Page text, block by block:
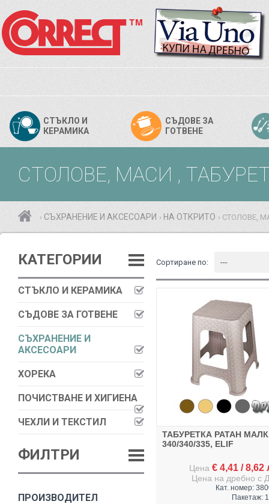
СТЪКЛО И
КЕРАМИКА
СЪДОВЕ ЗА
ГОТВЕНЕ
СТОЛОВЕ, МАСИ ,
› СЪХРАНЕНИЕ И АКСЕСОАРИ › НА ОТКРИТО › СТОЛОВЕ,
КАТЕГОРИИ
СТЪКЛО И КЕРАМИКА
СЪДОВЕ ЗА ГОТВЕНЕ
СЪХРАНЕНИЕ И
АКСЕСОАРИ
ХОРЕКА
ПОЧИСТВАНЕ И ХИГИЕНА
ЧЕХЛИ И ТЕКСТИЛ
ФИЛТРИ
ПРОИЗВОДИТЕЛ
Сортиране по: ---
ТАБУРЕТКА РАТАН
340/340/335, ELIF
Цена € 4,41 /8,62
Цена на дребно с
Кат. номер:
Пакетаж: